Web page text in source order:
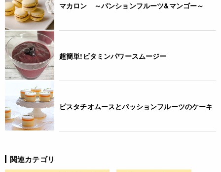
マカロン ～パンションフルーツ&マンゴー～
超簡単!ビタミンパワースムージー
ピスタチオムースとパッションフルーツのケーキ
関連カテゴリ